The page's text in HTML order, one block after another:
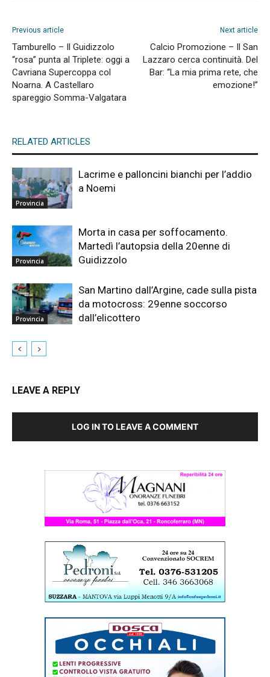
Previous article
Tamburello – Il Guidizzolo
“rosa” punta al Triplete: oggi a
Cavriana Supercoppa col
Noarna. A Castellaro
spareggio Somma-Valgatara
Next article
Calcio Promozione – Il San
Lazzaro cerca continuità. Del
Bar: “La mia prima rete, che
emozione!”
RELATED ARTICLES
Provincia
Lacrime e palloncini bianchi per l’addio
a Noemi
Provincia
Morta in casa per soffocamento.
Martedì l’autopsia della 20enne di
Guidizzolo
Provincia
San Martino dall’Argine, cade sulla pista
da motocross: 29enne soccorso
dall’elicottero
LEAVE A REPLY
LOG IN TO LEAVE A COMMENT